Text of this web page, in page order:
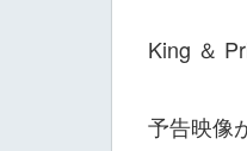
King ＆
予告映像